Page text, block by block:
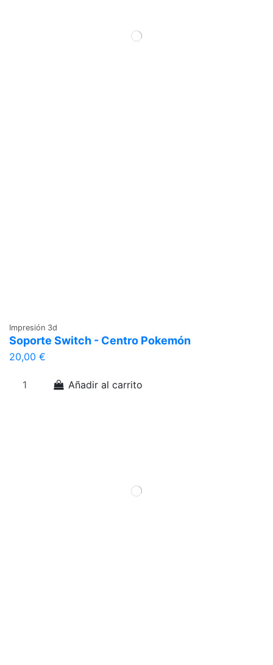
Impresión 3d
Soporte Switch - Centro Pokemón
20,00 €
Añadir al carrito